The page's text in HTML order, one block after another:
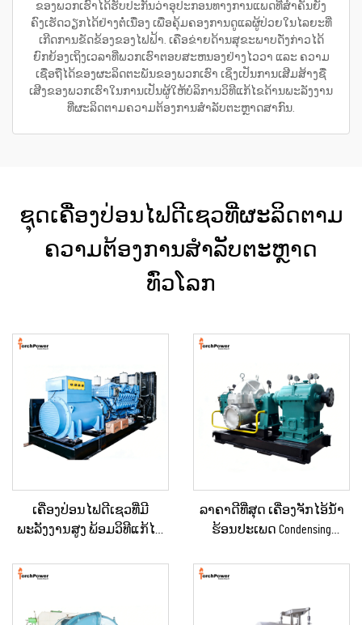
ຂອງພວກເຮົາໄດ້ຮັບປະກັນວ່າອຸປະກອນທາງການແພດທີ່ສຳຄັນຍັງ
ຄົງເຮັດວຽກໄດ້ຢ່າງຕໍ່ເນື່ອງ ເພື່ອຄຸ້ມຄອງການດູແລຜູ້ປ່ວຍໃນໄລຍະທີ່
ເກີດການຂັດຂ້ອງຂອງໄຟຟ້າ. ເຄືອຂ່າຍດ້ານສຸຂະພາບດັ່ງກ່າວໄດ້
ຍົກຍ້ອງເຖິງເວລາທີ່ພວກເຮົາຕອບສະຫນອງຢ່າງໄວວາ ແລະ ຄວາມ
ເຊື່ອຖືໄດ້ຂອງຜະລິດຕະພັນຂອງພວກເຮົາ ເຊິ່ງເປັນການເສີມສ້າງຊື່
ເສີງຂອງພວກເຮົາໃນການເປັນຜູ້ໃຫ້ບໍລິການວິທີແກ້ໄຂດ້ານພະລັງງານ
ທີ່ຜະລິດຕາມຄວາມຕ້ອງການສຳລັບຕະຫຼາດສາກົນ.
ຊຸດເຄື່ອງປ່ອນໄຟດີເຊວທີ່ຜະລິດຕາມ
ຄວາມຕ້ອງການສຳລັບຕະຫຼາດ
ທົ່ວໂລກ
ເຄື່ອງປ່ອນໄຟດີເຊວທີ່ມີ
ພະລັງງານສູງ ພ້ອມວິທີແກ້ໄຂ
ການຂຸດຄົ້ນບໍ່ແຮ່ / ການຜະລິດ
ລາຄາດີທີ່ສຸດ ເຄື່ອງຈັກໄອ້ນ້ຳ
ຮ້ອນປະເພດ Condensing
500KW, 1MW ສຳລັບການສະຫ
ອຸດສາຫະກຳ